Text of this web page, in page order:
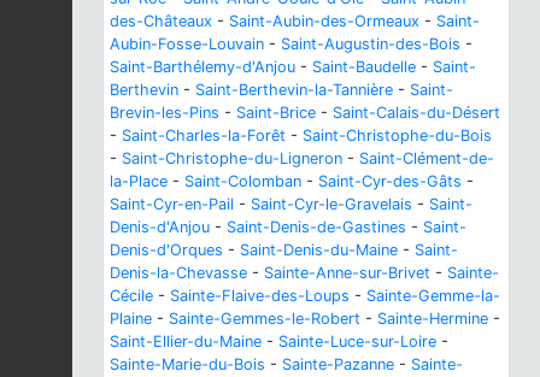
des-Châteaux - Saint-Aubin-des-Ormeaux - Saint-
Aubin-Fosse-Louvain - Saint-Augustin-des-Bois -
Saint-Barthélemy-d'Anjou - Saint-Baudelle - Saint-
Berthevin - Saint-Berthevin-la-Tannière - Saint-
Brevin-les-Pins - Saint-Brice - Saint-Calais-du-Désert
- Saint-Charles-la-Forêt - Saint-Christophe-du-Bois
- Saint-Christophe-du-Ligneron - Saint-Clément-de-
la-Place - Saint-Colomban - Saint-Cyr-des-Gâts -
Saint-Cyr-en-Pail - Saint-Cyr-le-Gravelais - Saint-
Denis-d'Anjou - Saint-Denis-de-Gastines - Saint-
Denis-d'Orques - Saint-Denis-du-Maine - Saint-
Denis-la-Chevasse - Sainte-Anne-sur-Brivet - Sainte-
Cécile - Sainte-Flaive-des-Loups - Sainte-Gemme-la-
Plaine - Sainte-Gemmes-le-Robert - Sainte-Hermine -
Saint-Ellier-du-Maine - Sainte-Luce-sur-Loire -
Sainte-Marie-du-Bois - Sainte-Pazanne - Sainte-